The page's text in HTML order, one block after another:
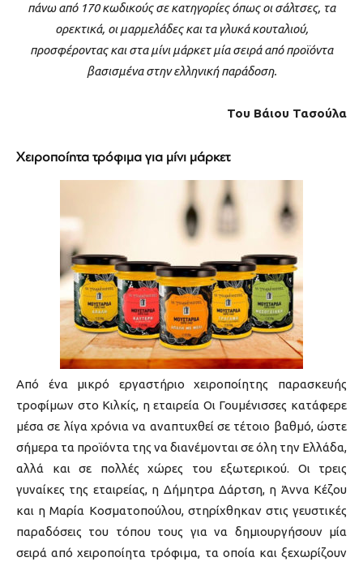
πάνω από 170 κωδικούς σε κατηγορίες όπως οι σάλτσες, τα
ορεκτικά, οι μαρμελάδες και τα γλυκά κουταλιού,
προσφέροντας και στα μίνι μάρκετ μία σειρά από προϊόντα
βασισμένα στην ελληνική παράδοση.
Του Bάιου Τασούλα
Χειροποίητα τρόφιμα για μίνι μάρκετ
Από ένα μικρό εργαστήριο χειροποίητης παρασκευής
τροφίμων στο Κιλκίς, η εταιρεία Οι Γουμένισσες κατάφερε
μέσα σε λίγα χρόνια να αναπτυχθεί σε τέτοιο βαθμό, ώστε
σήμερα τα προϊόντα της να διανέμονται σε όλη την Ελλάδα,
αλλά και σε πολλές χώρες του εξωτερικού. Οι τρεις
γυναίκες της εταιρείας, η Δήμητρα Δάρτση, η Άννα Κέζου
και η Μαρία Κοσματοπούλου, στηρίχθηκαν στις γευστικές
παραδόσεις του τόπου τους για να δημιουργήσουν μία
σειρά από χειροποίητα τρόφιμα, τα οποία και ξεχωρίζουν